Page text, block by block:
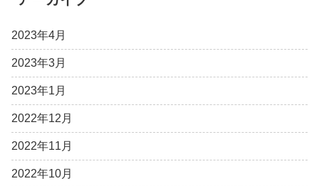
2023年4月
2023年3月
2023年1月
2022年12月
2022年11月
2022年10月